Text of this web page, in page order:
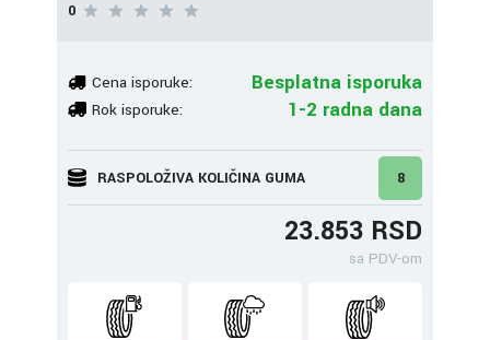
0
Cena isporuke: Besplatna isporuka
Rok isporuke: 1-2 radna dana
RASPOLOŽIVA KOLIČINA GUMA 8
23.853 RSD
sa PDV-om